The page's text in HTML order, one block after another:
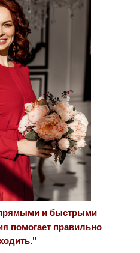
и быстрыми
помогает правильно